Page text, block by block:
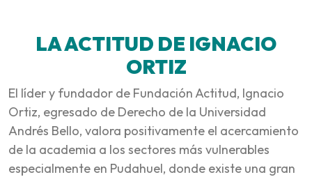
LA ACTITUD DE IGNACIO
ORTIZ
El líder y fundador de Fundación Actitud, Ignacio
Ortiz, egresado de Derecho de la Universidad
Andrés Bello, valora positivamente el acercamiento
de la academia a los sectores más vulnerables
especialmente en Pudahuel, donde existe una gran